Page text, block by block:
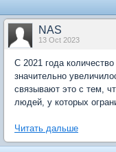
NAS
13 Oct 2023
С 2021 года
значительно
связывают это с тем,
людей, у которых
Читать дальше